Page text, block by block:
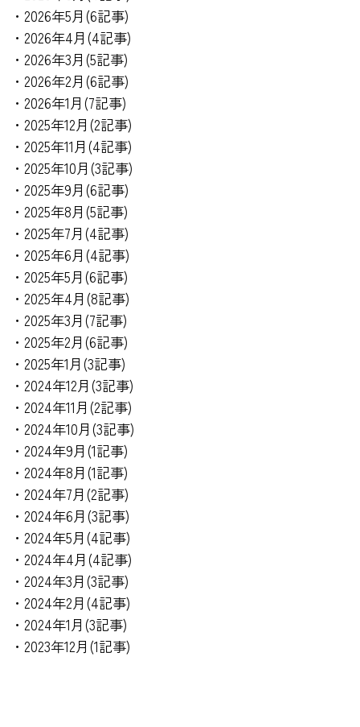
・2026年5月(6記事)
・2026年4月(4記事)
・2026年3月(5記事)
・2026年2月(6記事)
・2026年1月(7記事)
・2025年12月(2記事)
・2025年11月(4記事)
・2025年10月(3記事)
・2025年9月(6記事)
・2025年8月(5記事)
・2025年7月(4記事)
・2025年6月(4記事)
・2025年5月(6記事)
・2025年4月(8記事)
・2025年3月(7記事)
・2025年2月(6記事)
・2025年1月(3記事)
・2024年12月(3記事)
・2024年11月(2記事)
・2024年10月(3記事)
・2024年9月(1記事)
・2024年8月(1記事)
・2024年7月(2記事)
・2024年6月(3記事)
・2024年5月(4記事)
・2024年4月(4記事)
・2024年3月(3記事)
・2024年2月(4記事)
・2024年1月(3記事)
・2023年12月(1記事)